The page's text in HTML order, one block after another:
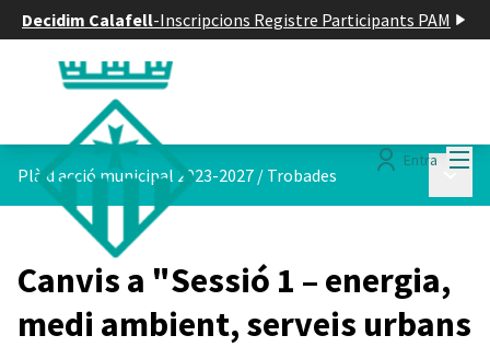
Decidim Calafell-Inscripcions Registre Participants PAM
Entra
Plà d acció municipal 2023-2027 / Trobades
Canvis a "Sessió 1 – energia,
medi ambient, serveis urbans